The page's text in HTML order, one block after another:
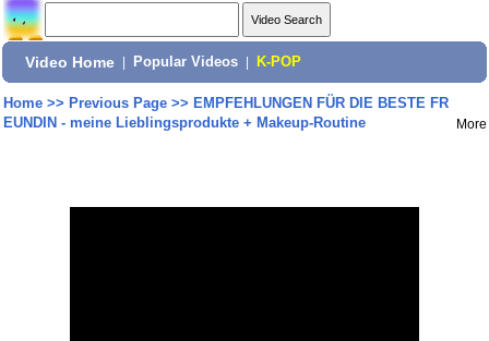
Video Home Popular Videos K-POP
Home>> Previous Page>> EMPFEHLUNGEN FÜR DIE BESTE FR
EUNDIN - meine Lieblingsprodukte + Makeup-Routine
More